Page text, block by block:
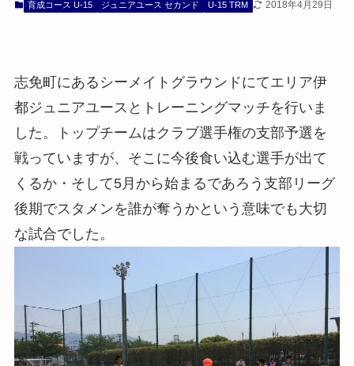
育成コース U-15 ジュニアユース セカンド U-15 TRM 2018年4月29日
志免町にあるシーメイトグラウンドにてエリア伊
都ジュニアユースとトレーニングマッチを行いま
した。トップチームはクラブ選手権の支部予選を
戦っていますが、そこに今後食い込む選手が出て
くるか・そして5月から始まるであろう支部リーグ
後期でスタメンを誰が奪うかという意味でも大切
な試合でした。